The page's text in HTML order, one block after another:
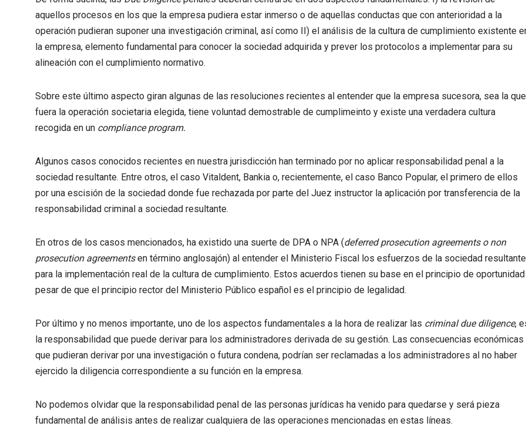
aquellos procesos en los que la empresa pudiera estar inmerso o de aquellas conductas que con anterioridad a la
operación pudieran suponer una investigación criminal, así como II) el análisis de la cultura de cumplimiento existente
la empresa, elemento fundamental para conocer la sociedad adquirida y prever los protocolos a implementar para su
alineación con el cumplimiento normativo.
Sobre este último aspecto giran algunas de las resoluciones recientes al entender que la empresa sucesora, sea la que
fuera la operación societaria elegida, tiene voluntad demostrable de cumplimeinto y existe una verdadera cultura
recogida en un compliance program.
Algunos casos conocidos recientes en nuestra jurisdicción han terminado por no aplicar responsabilidad penal a la
sociedad resultante. Entre otros, el caso Vitaldent, Bankia o, recientemente, el caso Banco Popular, el primero de ellos
por una escisión de la sociedad donde fue rechazada por parte del Juez instructor la aplicación por transferencia de la
responsabilidad criminal a sociedad resultante.
En otros de los casos mencionados, ha existido una suerte de DPA o NPA (deferred prosecution agreements o non
prosecution agreementsen término anglosajón) al entender el Ministerio Fiscal los esfuerzos de la sociedad resultante
para la implementación real de la cultura de cumplimiento. Estos acuerdos tienen su base en el principio de
pesar de que el principio rector del Ministerio Público español es el principio de legalidad.
Por último y no menos importante, uno de los aspectos fundamentales a la hora de realizar las criminal due diligence,
la responsabilidad que puede derivar para los administradores derivada de su gestión. Las consecuencias económicas
que pudieran derivar por una investigación o futura condena, podrían ser reclamadas a los administradores al no haber
ejercido la diligencia correspondiente a su función en la empresa.
No podemos olvidar que la responsabilidad penal de las personas jurídicas ha venido para quedarse y será pieza
fundamental de análisis antes de realizar cualquiera de las operaciones mencionadas en estas líneas.